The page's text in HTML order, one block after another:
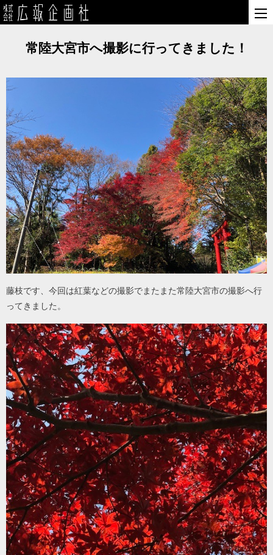
常陸大宮市へ撮影に行ってきました！
藤枝です、今回は紅葉などの撮影でまたまた常陸大宮市の撮影へ行
ってきました。